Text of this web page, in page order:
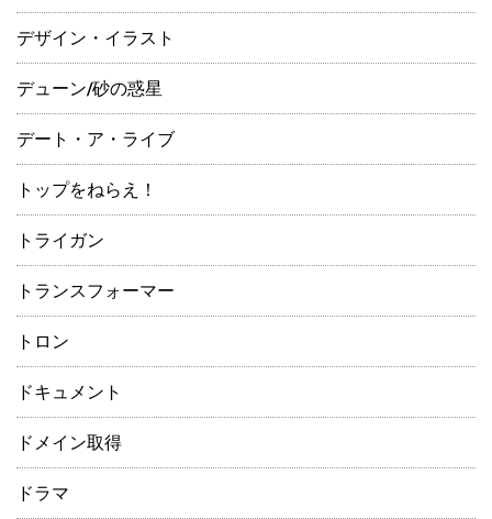
デザイン・イラスト
デューン/砂の惑星
デート・ア・ライブ
トップをねらえ！
トライガン
トランスフォーマー
トロン
ドキュメント
ドメイン取得
ドラマ